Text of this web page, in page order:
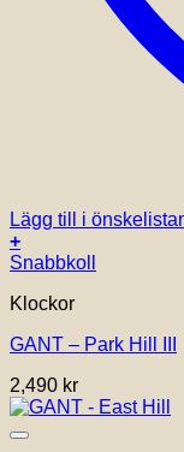
Lägg till i
+
Snabbkoll
Klockor
GANT – Park Hill III
2,490 kr